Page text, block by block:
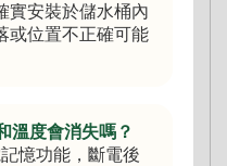
實安裝於儲水桶內
或位置不正確可能
溫度會消失嗎？
憶功能，斷電後